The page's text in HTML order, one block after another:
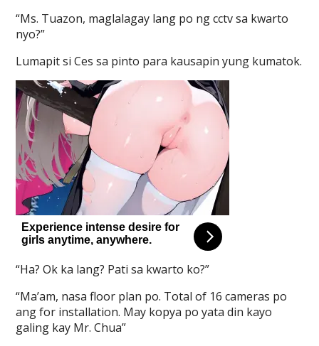
“Ms. Tuazon, maglalagay lang po ng cctv sa kwarto
nyo?”
Lumapit si Ces sa pinto para kausapin yung kumatok.
“Ha? Ok ka lang? Pati sa kwarto ko?”
“Ma’am, nasa floor plan po. Total of 16 cameras po
ang for installation. May kopya po yata din kayo
galing kay Mr. Chua”